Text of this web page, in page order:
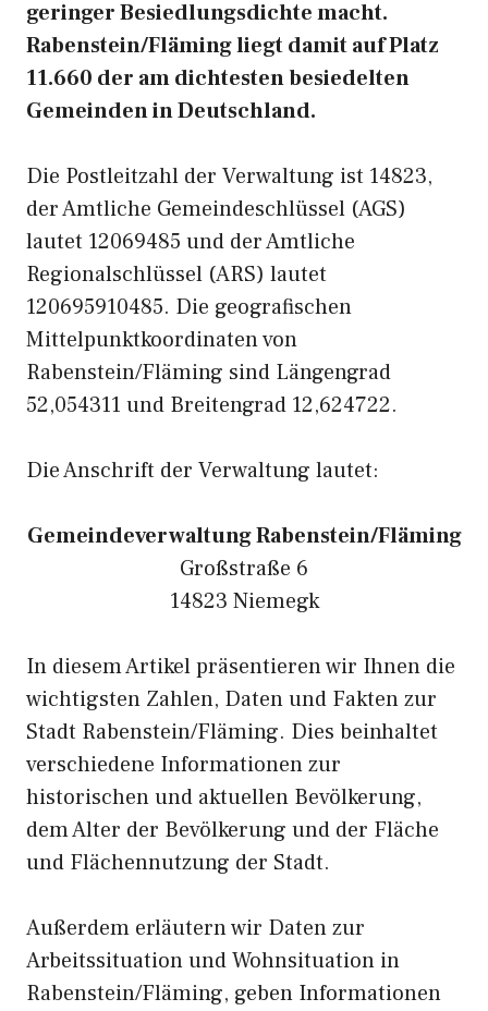
geringer Besiedlungsdichte macht.
Rabenstein/Fläming liegt damit auf Platz
11.660 der am dichtesten besiedelten
Gemeinden in Deutschland.
Die Postleitzahl der Verwaltung ist 14823,
der Amtliche Gemeindeschlüssel (AGS)
lautet 12069485 und der Amtliche
Regionalschlüssel (ARS) lautet
120695910485. Die geografischen
Mittelpunktkoordinaten von
Rabenstein/Fläming sind Längengrad
52,054311 und Breitengrad 12,624722.
Die Anschrift der Verwaltung lautet:
Gemeindeverwaltung Rabenstein/Fläming
Großstraße 6
14823 Niemegk
In diesem Artikel präsentieren wir Ihnen die
wichtigsten Zahlen, Daten und Fakten zur
Stadt Rabenstein/Fläming. Dies beinhaltet
verschiedene Informationen zur
historischen und aktuellen Bevölkerung,
dem Alter der Bevölkerung und der Fläche
und Flächennutzung der Stadt.
Außerdem erläutern wir Daten zur
Arbeitssituation und Wohnsituation in
Rabenstein/Fläming, geben Informationen